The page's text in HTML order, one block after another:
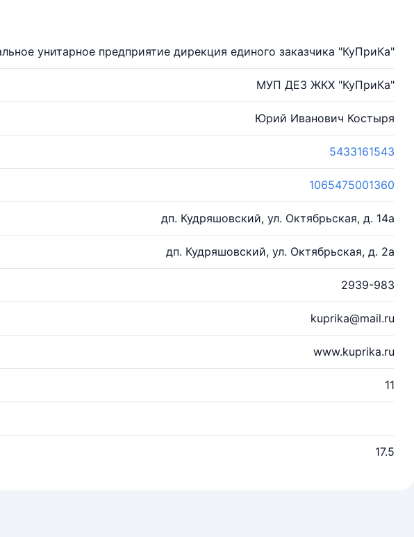
унитарное предприятие дирекция единого заказчика "КуПриКа"
МУП ДЕЗ ЖКХ "КуПриКа"
Юрий Иванович Костыря
5433161543
1065475001360
дп. Кудряшовский, ул. Октябрьская, д. 14а
дп. Кудряшовский, ул. Октябрьская, д. 2а
2939-983
kuprika@mail.ru
www.kuprika.ru
11
17.5